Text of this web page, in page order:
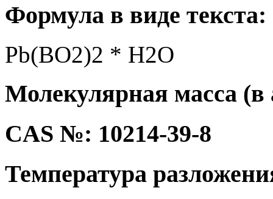
Формула в виде текста:
Pb(BO2)2 * H2O
Молекулярная масса (в
CAS №: 10214-39-8
Температура